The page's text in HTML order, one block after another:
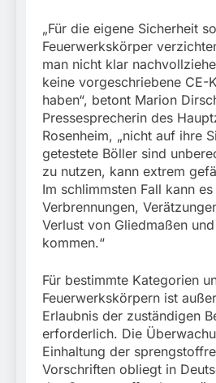
„Für die eigene Sicherheit
Feuerwerkskörper
man nicht klar
keine vorgeschriebene CE-
haben“, betont Marion
Pressesprecherin des
Rosenheim, „nicht auf ihre
getestete Böller sind
zu nutzen, kann extrem
Im schlimmsten Fall kann
Verbrennungen,
Verlust von Gliedmaßen
kommen.“
Für bestimmte Kategorien
Feuerwerkskörpern ist
Erlaubnis der zuständigen
erforderlich. Die
Einhaltung der
Vorschriften obliegt in